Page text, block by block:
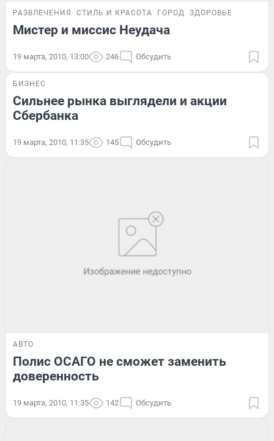
РАЗВЛЕЧЕНИЯ СТИЛЬ И КРАСОТА ГОРОД ЗДОРОВЬЕ
Мистер и миссис Неудача
19 марта, 2010, 13:00 246 Обсудить
БИЗНЕС
Сильнее рынка выглядели и акции
Сбербанка
19 марта, 2010, 11:35 145 Обсудить
АВТО
Полис ОСАГО не сможет заменить
доверенность
19 марта, 2010, 11:35 142 Обсудить